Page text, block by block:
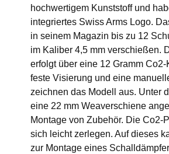
hochwertigem Kunststoff und
integriertes Swiss Arms Logo.
in seinem Magazin bis zu 12
im Kaliber 4,5 mm verschießen.
erfolgt über eine 12 Gramm
feste Visierung und eine
zeichnen das Modell aus. Unter
eine 22 mm Weaverschiene
Montage von Zubehör. Die Co2-
sich leicht zerlegen. Auf dieses
zur Montage eines